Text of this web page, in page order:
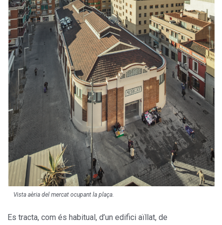
Vista aèria del mercat ocupant la plaça.
Es tracta, com és habitual, d’un edifici aïllat, de